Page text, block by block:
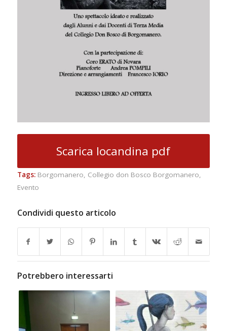
Scarica locandina pdf
Tags: Borgomanero, Collegio don Bosco Borgomanero,
Evento
Condividi questo articolo
Potrebbero interessarti